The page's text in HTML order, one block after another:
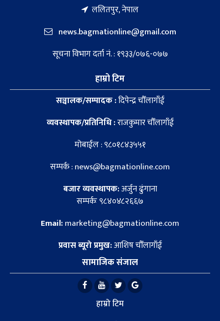
ललितपुर, नेपाल
news.bagmationline@gmail.com
सूचना विभाग दर्ता नं. : १९३३/०७६-०७७
हाम्रो टिम
सञ्चालक/सम्पादक :दिपेन्द्र चौँलागाँई
व्यवस्थापक/प्रतिनिधि :राजकुमार चौँलागाँई
मोबाईल : ९८०१८४३५५१
सम्पर्क : news@bagmationline.com
बजार व्यवस्थापक:अर्जुन ढुंगाना
सम्पर्कः ९८४०४८२६६७
Email:marketing@bagmationline.com
प्रवास ब्यूरो प्रमुख:आशिष चौँलागाँई
सामाजिक संजाल
हाम्रो टिम